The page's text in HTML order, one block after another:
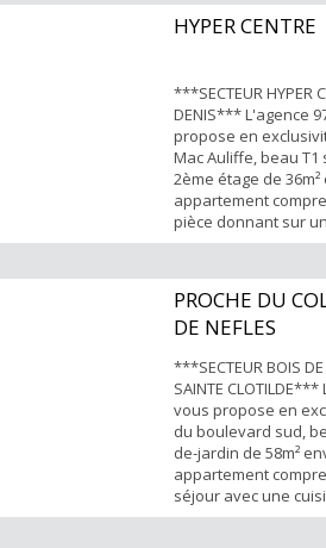
FORTS: -Quartier
de l'axe principal
HYPER CENTRE
***SECTEUR HYPER
DENIS*** L'agence
propose en
Mac Auliffe, beau T1
2ème étage de
appartement
pièce donnant sur
cuisine aménagée-
séparé. POINTS
copropriété -
Emplacement
PROCHE DU
DE NEFLES
***SECTEUR BOIS
SAINTE
vous propose en
du boulevard sud,
de-jardin de 58m²
appartement
séjour avec une
donnant sur une